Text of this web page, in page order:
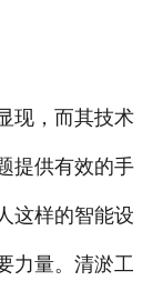
现，而其技术
提供有效的手
这样的智能设
力量。清淤工